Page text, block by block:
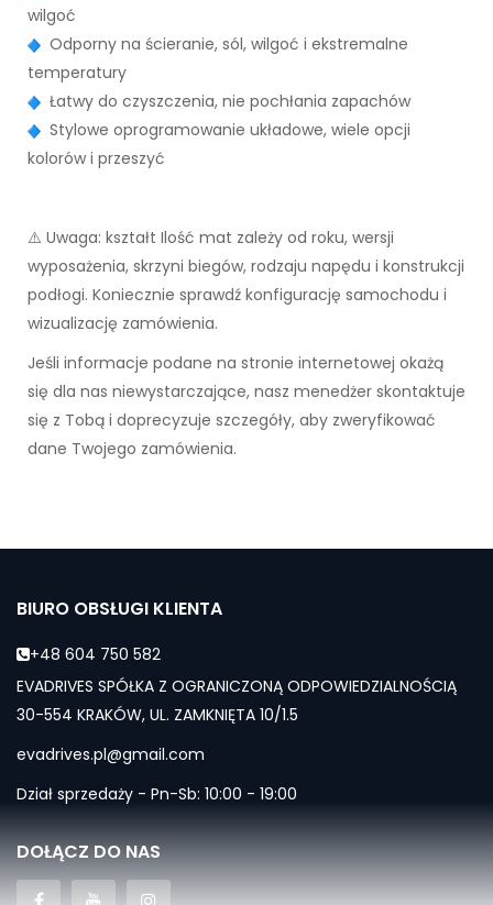
wilgoć
Odporny na ścieranie, sól, wilgoć i ekstremalne
temperatury
Łatwy do czyszczenia, nie pochłania zapachów
Stylowe oprogramowanie układowe, wiele opcji
kolorów i przeszyć
⚠️ Uwaga: kształt Ilość mat zależy od roku, wersji
wyposażenia, skrzyni biegów, rodzaju napędu i konstrukcji
podłogi. Koniecznie sprawdź konfigurację samochodu i
wizualizację zamówienia.
Jeśli informacje podane na stronie internetowej okażą
się dla nas niewystarczające, nasz menedżer skontaktuje
się z Tobą i doprecyzuje szczegóły, aby zweryfikować
dane Twojego zamówienia.
BIURO OBSŁUGI KLIENTA
+48 604 750 582
EVADRIVES SPÓŁKA Z OGRANICZONĄ ODPOWIEDZIALNOŚCIĄ
30-554 KRAKÓW, UL. ZAMKNIĘTA 10/1.5
evadrives.pl@gmail.com
Dział sprzedaży - Pn-Sb: 10:00 - 19:00
DOŁĄCZ DO NAS